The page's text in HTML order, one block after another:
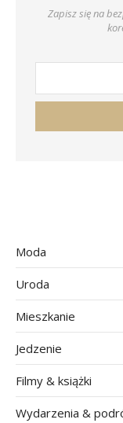
Zapisz się na
Moda
Uroda
Mieszkanie
Jedzenie
Filmy & książki
Wydarzenia &